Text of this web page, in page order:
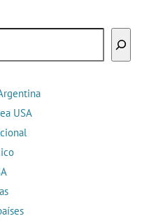
USA